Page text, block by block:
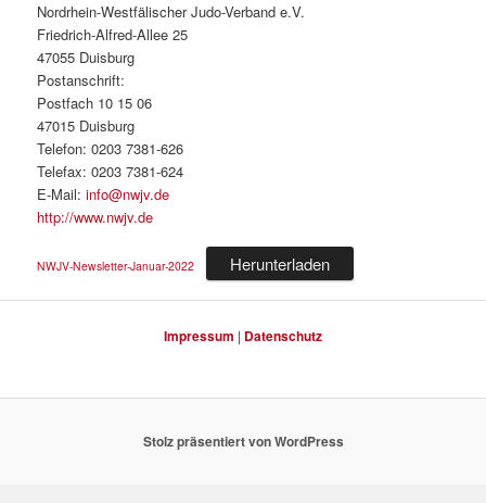
Nordrhein-Westfälischer Judo-Verband e.V.
Friedrich-Alfred-Allee 25
47055 Duisburg
Postanschrift:
Postfach 10 15 06
47015 Duisburg
Telefon: 0203 7381-626
Telefax: 0203 7381-624
E-Mail:info@nwjv.de
http://www.nwjv.de
NWJV-Newsletter-Januar-2022 Herunterladen
Impressum | Datenschutz
Stolz präsentiert von WordPress